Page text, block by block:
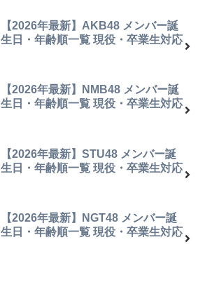
【2026年最新】AKB48 メンバー誕
生日・年齢順一覧 現役・卒業生対応
【2026年最新】NMB48 メンバー誕
生日・年齢順一覧 現役・卒業生対応
【2026年最新】STU48 メンバー誕
生日・年齢順一覧 現役・卒業生対応
【2026年最新】NGT48 メンバー誕
生日・年齢順一覧 現役・卒業生対応